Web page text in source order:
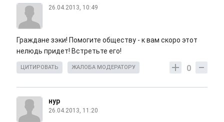
26.04.2013, 10:49
Граждане зэки! Помогите обществу - к вам скоро этот
нелюдь придет! Встретьте его!
0
ЦИТИРОВАТЬ ЖАЛОБА МОДЕРАТОРУ
нур
26.04.2013, 11:20